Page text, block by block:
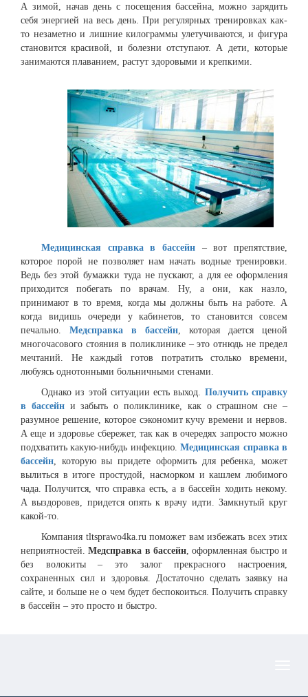
А зимой, начав день с посещения бассейна, можно зарядить
себя энергией на весь день. При регулярных тренировках как-
то незаметно и лишние килограммы улетучиваются, и фигура
становится красивой, и болезни отступают. А дети, которые
занимаются плаванием, растут здоровыми и крепкими.
Медицинская справка в бассейн – вот препятствие,
которое порой не позволяет нам начать водные тренировки.
Ведь без этой бумажки туда не пускают, а для ее оформления
приходится побегать по врачам. Ну, а они, как назло,
принимают в то время, когда мы должны быть на работе. А
когда видишь очереди у кабинетов, то становится совсем
печально. Медсправка в бассейн , которая дается ценой
многочасового стояния в поликлинике – это отнюдь не предел
мечтаний. Не каждый готов потратить столько времени,
любуясь однотонными больничными стенами.
Однако из этой ситуации есть выход. Получить справку
в бассейни забыть о поликлинике, как о страшном сне –
разумное решение, которое сэкономит кучу времени и нервов.
А еще и здоровье сбережет, так как в очередях запросто можно
подхватить какую-нибудь инфекцию.Медицинская справка в
бассейн , которую вы придете оформить для ребенка, может
вылиться в итоге простудой, насморком и кашлем любимого
чада. Получится, что справка есть, а в бассейн ходить некому.
А выздоровев, придется опять к врачу идти. Замкнутый круг
какой-то.
Компания tltsprawo4ka.ru поможет вам избежать всех этих
неприятностей.Медсправка в бассейн , оформленная быстро и
без волокиты – это залог прекрасного настроения,
сохраненных сил и здоровья. Достаточно сделать заявку на
сайте, и больше не о чем будет беспокоиться. Получить справку
в бассейн – это просто и быстро.